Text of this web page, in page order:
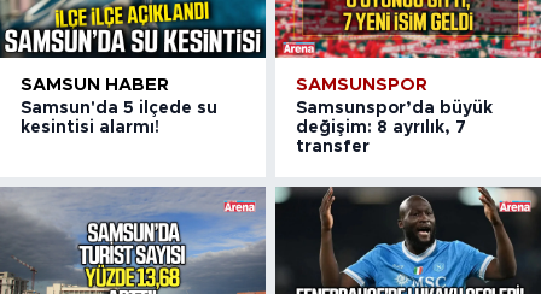
SAMSUN HABER
Samsun'da 5 ilçede su
kesintisi alarmı!
SAMSUNSPOR
Samsunspor’da büyük
değişim: 8 ayrılık, 7
transfer